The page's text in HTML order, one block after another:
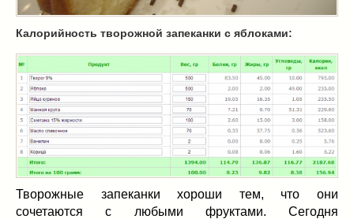
без выпечки (5)
хворост
(0)
жареное(3)
запекаем(11)
напитки(1)
разное(6)
рыбные блюда(4)
салаты(11)
соусы(1)
Калорийность творожной запеканки с яблоками:
Творожные запеканки хороши тем, что они
сочетаются с любыми фруктами. Сегодня